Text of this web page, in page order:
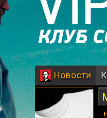
Новости